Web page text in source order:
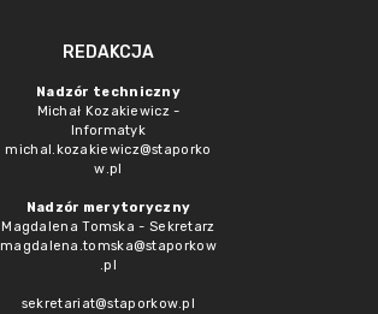
REDAKCJA
Nadzór techniczny
Michał Kozakiewicz -
Informatyk
michal.kozakiewicz@staporko
w.pl
Nadzór merytoryczny
Magdalena Tomska - Sekretarz
magdalena.tomska@staporkow
.pl
sekretariat@staporkow.pl